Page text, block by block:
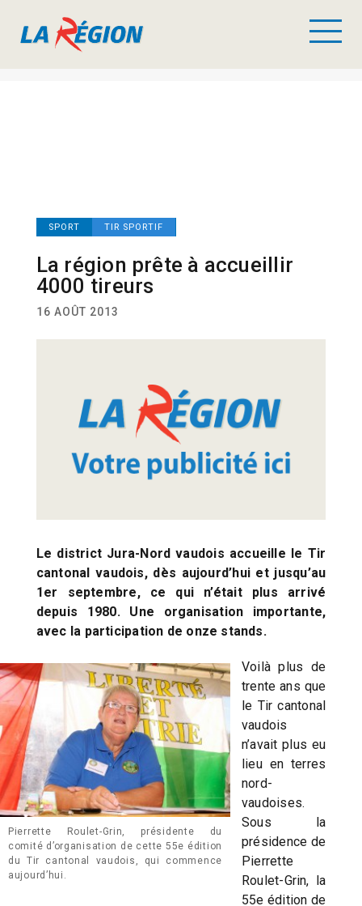
SPORT TIR SPORTIF
La région prête à accueillir
4000 tireurs
16 AOÛT 2013
Le district Jura-Nord vaudois accueille le Tir
cantonal vaudois, dès aujourd’hui et jusqu’au
1er septembre, ce qui n’était plus arrivé
depuis 1980. Une organisation importante,
avec la participation de onze stands.
Pierrette Roulet-Grin, présidente du
comité d’organisation de cette 55e édition
du Tir cantonal vaudois, qui commence
aujourd’hui.
Voilà plus de
trente ans que
le Tir cantonal
vaudois
n’avait plus eu
lieu en terres
nord-
vaudoises.
Sous la
présidence de
Pierrette
Roulet-Grin, la
55e édition de